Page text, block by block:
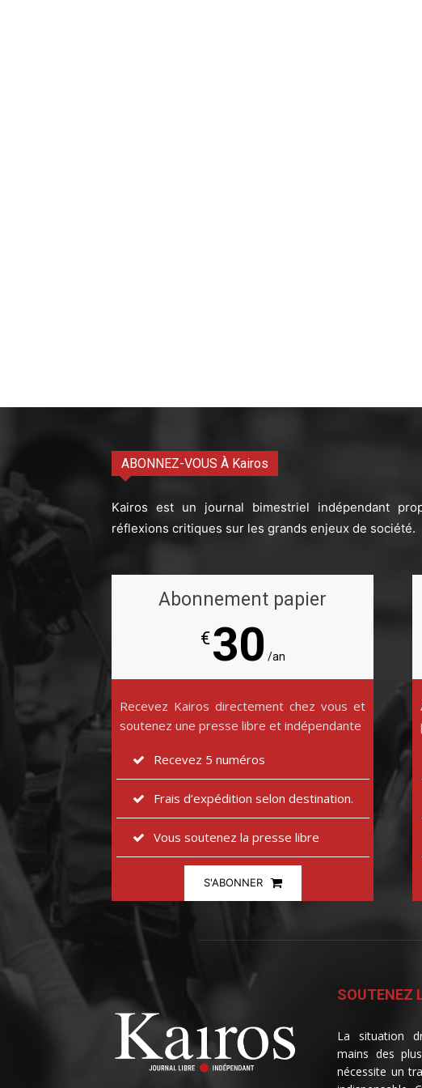
ABONNEZ-VOUS À Kairos
Kairos est un journal bimestriel indépendant
réflexions critiques sur les grands enjeux de société.
Abonnement papier
€30 /an
Recevez Kairos directement chez vous et
soutenez une presse libre et indépendante
Recevez 5 numéros
Frais d’expédition selon destination.
Vous soutenez la presse libre
S'ABONNER
SOUTENEZ
La situation
mains des
nécessite un